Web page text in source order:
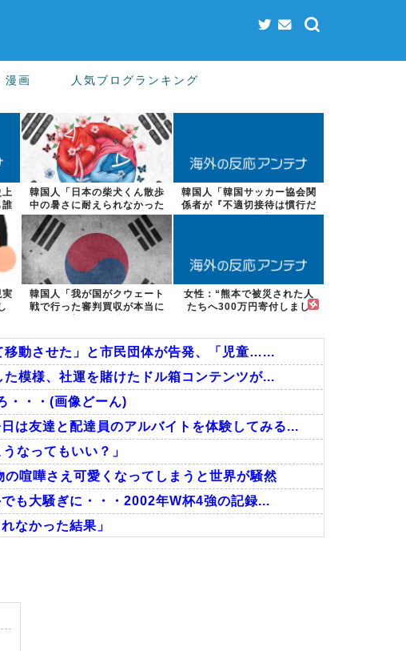
漫画 人気ブログランキング
上
韓国人「日本の柴犬くん散歩
中の暑さに耐えられなかった
結果」
韓国人「韓国サッカー協会関
係者が『不適切接待は慣行だ
った』と衝撃...
韓国人「我が国がクウェート
戦で行った審判買収が本当に
女性：“熊本で被災された人
たちへ300万円寄付しまし
移動させた」と市民団体が告発、「児童…...
模様、社運を賭けたドル箱コンテンツが...
・・・(画像どーん)
は友達と配達員のアルバイトを体験してみる...
なってもいい？」
喧嘩さえ可愛くなってしまうと世界が騒然
も大騒ぎに・・・2002年W杯4強の記録...
なかった結果」
が本当に深刻である理由がこちら…」→「こ...